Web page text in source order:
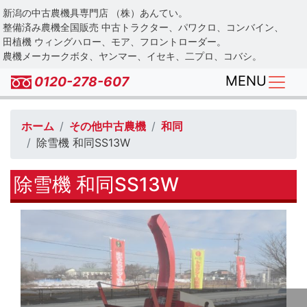
Skip
to
main
content
新潟の中古農機具専門店 （株）あんてい。
整備済み農機全国販売 中古トラクター、パワクロ、コンバイン、
田植機 ウィングハロー、モア、フロントローダー。
農機メーカークボタ、ヤンマー、イセキ、二プロ、コバシ。
0120-278-607 MENU
ホーム その他中古農機
和同
除雪機 和同SS13W
除雪機 和同SS13W